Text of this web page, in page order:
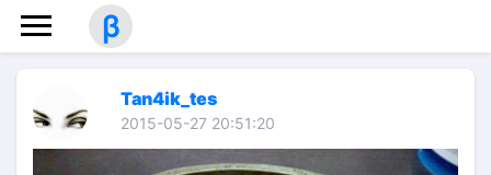
β
Tan4ik_tes
2015-05-27 20:51:20